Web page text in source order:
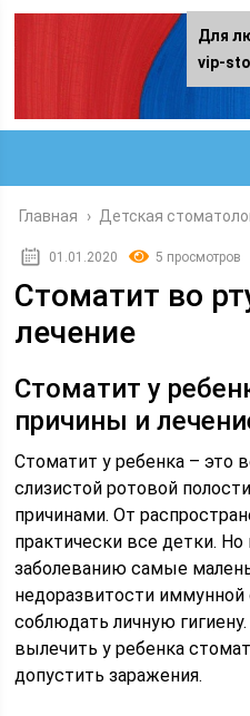
Главная › Детская
01.01.2020 5 просмотров
Стоматит во
лечение
Стоматит у
причины и
Стоматит у ребенка – это
слизистой ротовой
причинами. От
практически все детки.
заболеванию самые
недоразвитости
соблюдать личную
вылечить у ребенка
допустить заражения.
Для
vip-